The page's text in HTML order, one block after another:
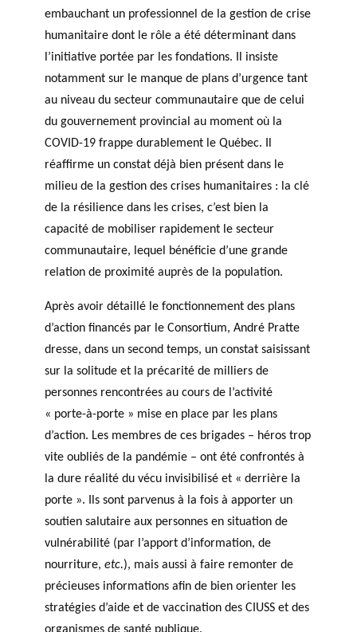
embauchant un professionnel de la gestion de crise
humanitaire dont le rôle a été déterminant dans
l’initiative portée par les fondations. Il insiste
notamment sur le manque de plans d’urgence tant
au niveau du secteur communautaire que de celui
du gouvernement provincial au moment où la
COVID-19 frappe durablement le Québec. Il
réaffirme un constat déjà bien présent dans le
milieu de la gestion des crises humanitaires : la clé
de la résilience dans les crises, c’est bien la
capacité de mobiliser rapidement le secteur
communautaire, lequel bénéficie d’une grande
relation de proximité auprès de la population.
Après avoir détaillé le fonctionnement des plans
d’action financés par le Consortium, André Pratte
dresse, dans un second temps, un constat saisissant
sur la solitude et la précarité de milliers de
personnes rencontrées au cours de l’activité
« porte-à-porte » mise en place par les plans
d’action. Les membres de ces brigades – héros trop
vite oubliés de la pandémie – ont été confrontés à
la dure réalité du vécu invisibilisé et « derrière la
porte ». Ils sont parvenus à la fois à apporter un
soutien salutaire aux personnes en situation de
vulnérabilité (par l’apport d’information, de
nourriture, etc.), mais aussi à faire remonter de
précieuses informations afin de bien orienter les
stratégies d’aide et de vaccination des CIUSS et des